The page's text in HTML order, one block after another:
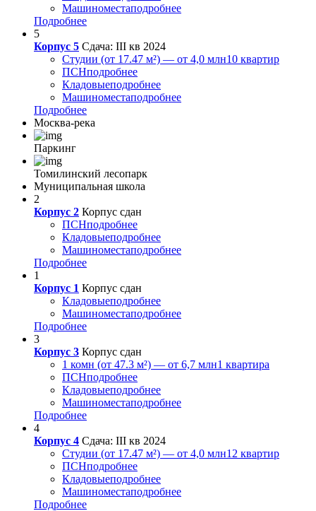
Машиноместаподробнее
Подробнее
5
Корпус 5 Сдача: III кв 2024
Студии (от 17.47 м²) — от 4,0 млн10 квартир
ПСНподробнее
Кладовыеподробнее
Машиноместаподробнее
Подробнее
Москва-река
Паркинг
Томилинский лесопарк
Муниципальная школа
2
Корпус 2 Корпус сдан
ПСНподробнее
Кладовыеподробнее
Машиноместаподробнее
Подробнее
1
Корпус 1 Корпус сдан
Кладовыеподробнее
Машиноместаподробнее
Подробнее
3
Корпус 3 Корпус сдан
1 комн (от 47.3 м²) — от 6,7 млн1 квартира
ПСНподробнее
Кладовыеподробнее
Машиноместаподробнее
Подробнее
4
Корпус 4 Сдача: III кв 2024
Студии (от 17.47 м²) — от 4,0 млн12 квартир
ПСНподробнее
Кладовыеподробнее
Машиноместаподробнее
Подробнее